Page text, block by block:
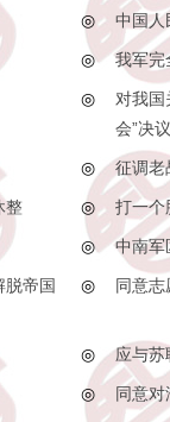
◎ 中国人
◎ 我军完
◎
对我国
会”决
◎ 征调老
整 ◎ 打一个
◎ 中南军
脱帝国
◎ 同意志
◎ 应与苏
◎ 同意